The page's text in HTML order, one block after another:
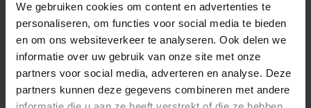
We gebruiken cookies om content en advertenties te
personaliseren, om functies voor social media te bieden
en om ons websiteverkeer te analyseren. Ook delen we
informatie over uw gebruik van onze site met onze
partners voor social media, adverteren en analyse. Deze
partners kunnen deze gegevens combineren met andere